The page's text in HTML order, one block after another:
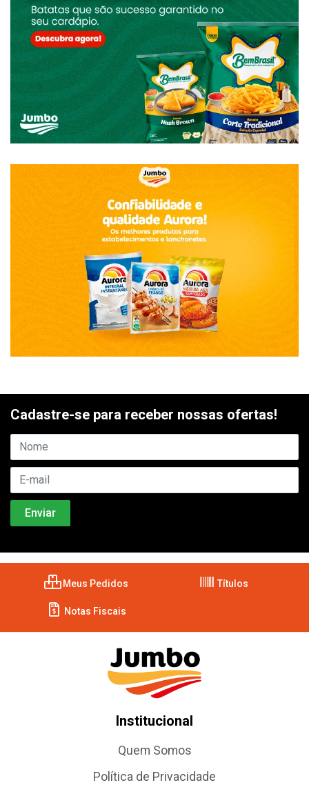
Cadastre-se para receber nossas ofertas!
Meus Pedidos Títulos
Notas Fiscais
Institucional
Quem Somos
Política de Privacidade